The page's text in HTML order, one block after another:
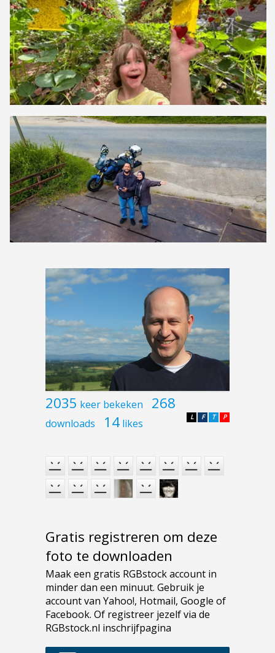
2035 keer bekeken 268
downloads 14 likes P
T
F
L
Gratis registreren om deze
foto te downloaden